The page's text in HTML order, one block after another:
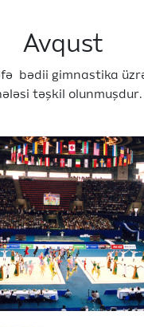
Avqust
bədii gimnastika
təşkil olunmuşdur.